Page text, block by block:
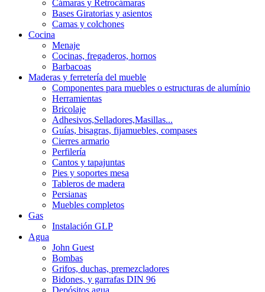
Cámaras y Retrocámaras
Bases Giratorias y asientos
Camas y colchones
Cocina
Menaje
Cocinas, fregaderos, hornos
Barbacoas
Maderas y ferretería del mueble
Componentes para muebles o estructuras de alumínio
Herramientas
Bricolaje
Adhesivos,Selladores,Masillas...
Guías, bisagras, fijamuebles, compases
Cierres armario
Perfilería
Cantos y tapajuntas
Pies y soportes mesa
Tableros de madera
Persianas
Muebles completos
Gas
Instalación GLP
Agua
John Guest
Bombas
Grifos, duchas, premezcladores
Bidones, y garrafas DIN 96
Depósitos agua